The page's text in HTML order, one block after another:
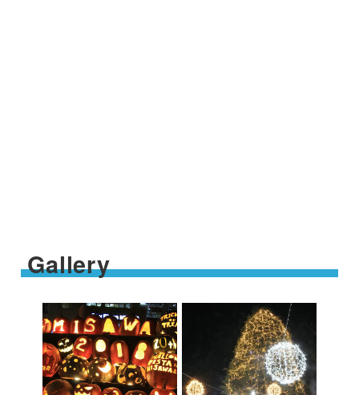
Gallery